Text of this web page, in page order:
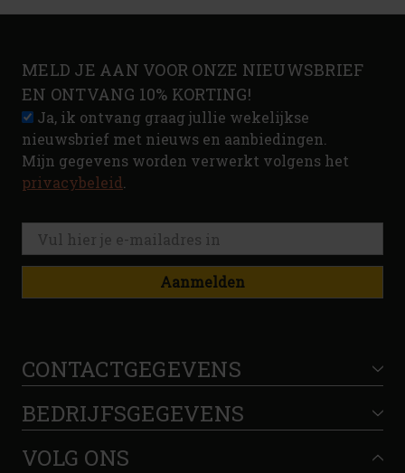
MELD JE AAN VOOR ONZE NIEUWSBRIEF
EN ONTVANG 10% KORTING!
Ja, ik ontvang graag jullie wekelijkse
nieuwsbrief met nieuws en aanbiedingen.
Mijn gegevens worden verwerkt volgens het
privacybeleid
Aanmelden
CONTACTGEGEVENS
BEDRIJFSGEGEVENS
VOLG ONS